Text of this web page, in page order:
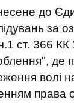
до
за
ст. 366 КК
де
волі
права